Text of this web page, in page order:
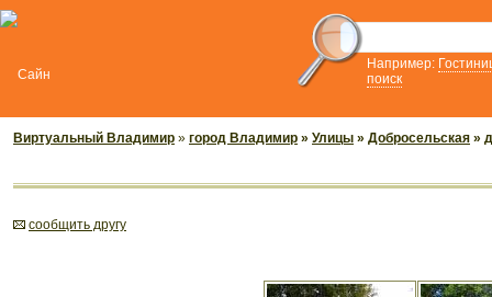
Например:
поиск
Виртуальный Владимир » город Владимир » Улицы » Добросельская »
cообщить другу